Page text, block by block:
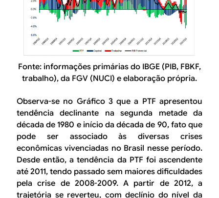
Fonte: informações primárias do IBGE (PIB, FBKF,
trabalho), da FGV (NUCI) e elaboração própria.
Observa-se no Gráfico 3 que a PTF apresentou
tendência declinante na segunda metade da
década de 1980 e início da década de 90, fato que
pode ser associado às diversas crises
econômicas vivenciadas no Brasil nesse período.
Desde então, a tendência da PTF foi ascendente
até 2011, tendo passado sem maiores dificuldades
pela crise de 2008-2009. A partir de 2012, a
trajetória se reverteu, com declínio do nível da